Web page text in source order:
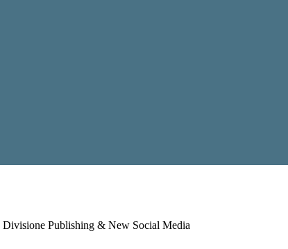
Divisione Publishing & New Social Media